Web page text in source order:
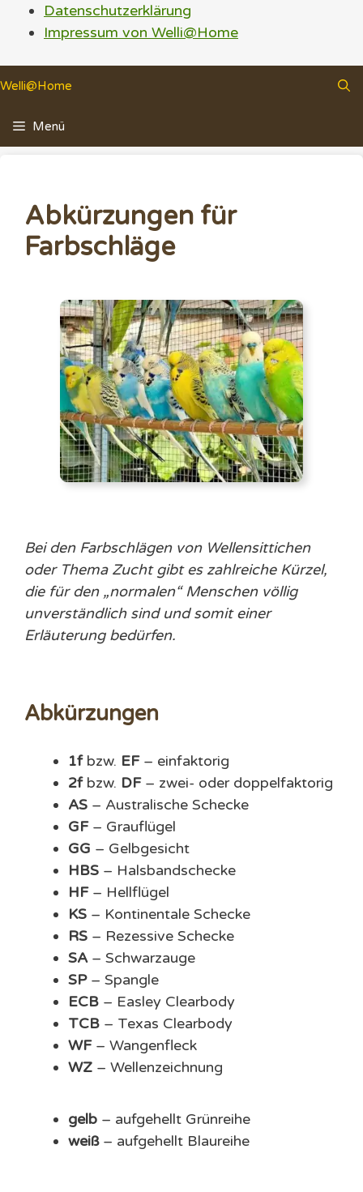
Datenschutzerklärung
Impressum von Welli@Home
Inhalt
springen
Welli@Home
Menü
Abkürzungen für
Farbschläge
Bei den Farbschlägen von Wellensittichen
oder Thema Zucht gibt es zahlreiche Kürzel,
die für den „normalen“ Menschen völlig
unverständlich sind und somit einer
Erläuterung bedürfen.
Abkürzungen
1fbzw. EF– einfaktorig
2fbzw. DF– zwei- oder doppelfaktorig
AS – Australische Schecke
GF– Grauflügel
GG – Gelbgesicht
HBS – Halsbandschecke
HF– Hellflügel
KS – Kontinentale Schecke
RS – Rezessive Schecke
SA– Schwarzauge
SP– Spangle
ECB – Easley Clearbody
TCB – Texas Clearbody
WF– Wangenfleck
WZ – Wellenzeichnung
gelb – aufgehellt Grünreihe
weiß – aufgehellt Blaureihe